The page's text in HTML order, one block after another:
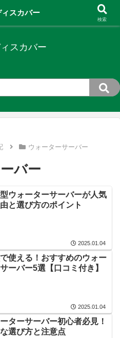
スカバーが導く、豊かなライフスタイ
スカバー
ウォーターサーバー
バー
ウォーターサーバーが人気
と選び方のポイント
2025.01.04
使える！おすすめのウォー
ーバー5選【口コミ付き】
2025.01.04
ターサーバー初心者必見！
選び方と注意点
スカバー
検索